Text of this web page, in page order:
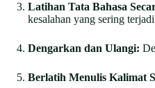
Latihan Tata Bahasa
kesalahan yang sering
Dengarkan dan Ulangi:
Berlatih Menulis Kalimat